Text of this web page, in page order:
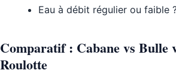
Eau à débit régulier ou faible
Comparatif : Cabane vs Bulle
Roulotte